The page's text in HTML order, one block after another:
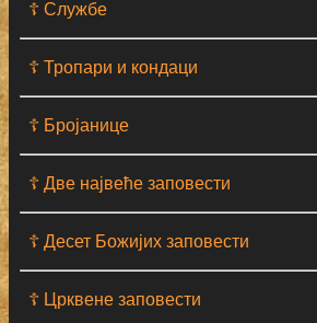
☦ Службе
☦ Тропари и кондаци
☦ Бројанице
☦ Две највеће заповести
☦ Десет Божијих заповести
☦ Црквене заповести